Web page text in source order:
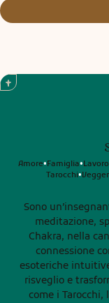
Amore•Famiglia•Lavoro
Tarocchi•
Sono
meditazione,
Chakra, nella
connessione
esoteriche intuitive. Accompagno le persone in
risveglio e
come i